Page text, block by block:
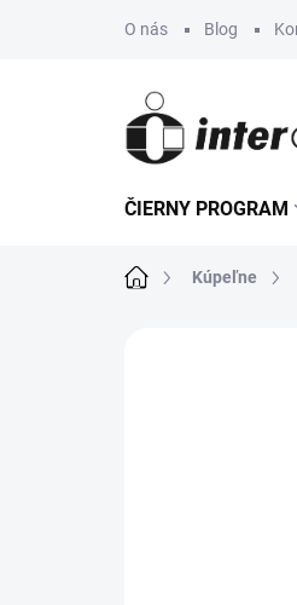
O nás Blog
ČIERNY PROGRAM
DomovKúpeľne